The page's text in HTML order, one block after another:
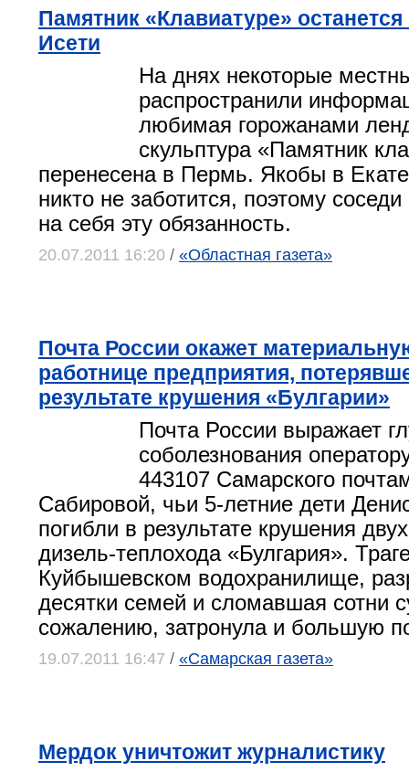
Памятник «Клавиатуре» останется
Исети
На днях некоторые
распространили
любимая горожанами
скульптура «Памятник
перенесена в Пермь. Якобы в
никто не заботится, поэтому соседи
на себя эту обязанность.
20.07.2011 16:20 / «Областная газета»
Почта России окажет
работнице предприятия,
результате крушения «Булгарии»
Почта России выражает
соболезнования
443107 Самарского
Сабировой, чьи 5-летние дети
погибли в результате крушения
дизель-теплохода «Булгария».
Куйбышевском водохранилище,
десятки семей и сломавшая сотни
сожалению, затронула и большую
19.07.2011 16:47 / «Самарская газета»
Мердок уничтожит журналистику